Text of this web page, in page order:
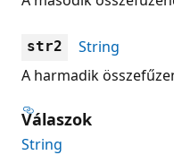
str2
String
A harmadik
Válaszok
String